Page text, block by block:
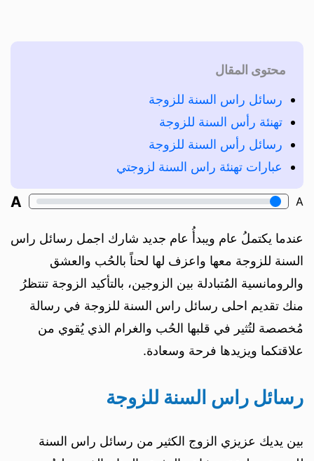
محتوى المقال
رسائل راس السنة للزوجة
تهنئة رأس السنة للزوجة
رسائل رأس السنة للزوجة
عبارات تهنئة راس السنة لزوجتي
A
A
عندما يكتملُ عام ويبدأُ عام جديد شارك اجمل رسائل راس
السنة للزوجة معها واعزف لها لحناً بالحُب والعشق
والرومانسية المُتبادلة بين الزوجين، بالتأكيد الزوجة تنتظرُ
منك تقديم احلى رسائل راس السنة للزوجة في رسالة
مُخصصة لتُثير في قلبها الحُب والغرام الذي يُقوي من
علاقتكما ويزيدها فرحة وسعادة.
رسائل راس السنة للزوجة
بين يديك عزيزي الزوج الكثير من رسائل راس السنة